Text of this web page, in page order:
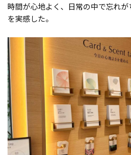
時間が心地よく、日常の中で忘れ
を実感した。